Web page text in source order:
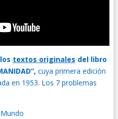
textos originales del libro
cuya primera edición
en 1953. Los 7 problemas